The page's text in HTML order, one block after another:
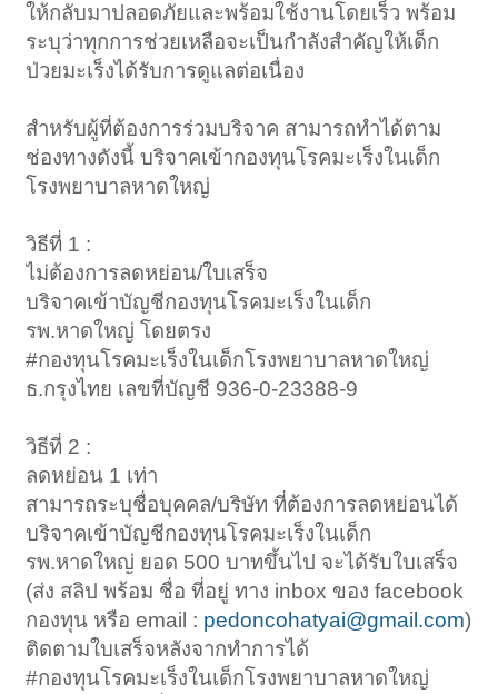
ให้กลับมาปลอดภัยและพร้อมใช้งานโดยเร็ว พร้อม
ระบุว่าทุกการช่วยเหลือจะเป็นกำลังสำคัญให้เด็ก
ป่วยมะเร็งได้รับการดูแลต่อเนื่อง
สำหรับผู้ที่ต้องการร่วมบริจาค สามารถทำได้ตาม
ช่องทางดังนี้ บริจาคเข้ากองทุนโรคมะเร็งในเด็ก
โรงพยาบาลหาดใหญ่
วิธีที่ 1 :
ไม่ต้องการลดหย่อน/ใบเสร็จ
บริจาคเข้าบัญชีกองทุนโรคมะเร็งในเด็ก
รพ.หาดใหญ่ โดยตรง
#กองทุนโรคมะเร็งในเด็กโรงพยาบาลหาดใหญ่
ธ.กรุงไทย เลขที่บัญชี 936-0-23388-9
วิธีที่ 2 :
ลดหย่อน 1 เท่า
สามารถระบุชื่อบุคคล/บริษัท ที่ต้องการลดหย่อนได้
บริจาคเข้าบัญชีกองทุนโรคมะเร็งในเด็ก
รพ.หาดใหญ่ ยอด 500 บาทขึ้นไป จะได้รับใบเสร็จ
(ส่ง สลิป พร้อม ชื่อ ที่อยู่ ทาง inbox ของ facebook
กองทุน หรือ email : pedoncohatyai@gmail.com)
ติดตามใบเสร็จหลังจากทำการได้
#กองทุนโรคมะเร็งในเด็กโรงพยาบาลหาดใหญ่